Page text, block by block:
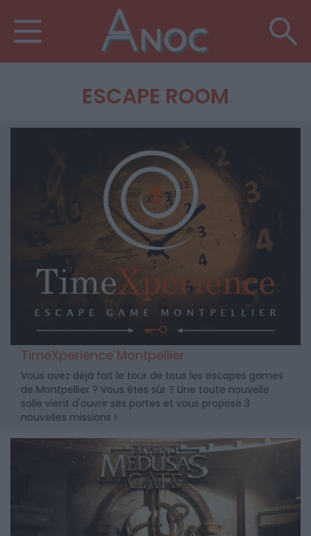
ESCAPE ROOM
TimeXperience Montpellier
Vous avez déjà fait le tour de tous les escapes games
de Montpellier ? Vous êtes sûr ? Une toute nouvelle
salle vient d'ouvrir ses portes et vous propose 3
nouvelles missions !